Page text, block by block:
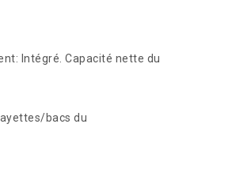
Intégré. Capacité nette du
bacs du